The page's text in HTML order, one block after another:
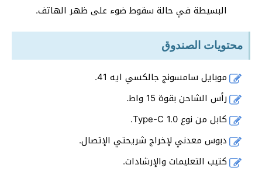
البسيطة في حالة سقوط ضوء على ظهر الهاتف.
محتويات الصندوق
موبايل سامسونج جالكسي ايه 41.
رأس الشاحن بقوة 15 واط.
كابل من نوع Type-C 1.0.
دبوس معدني لإخراج شريحتي الإتصال.
كتيب التعليمات والإرشادات.